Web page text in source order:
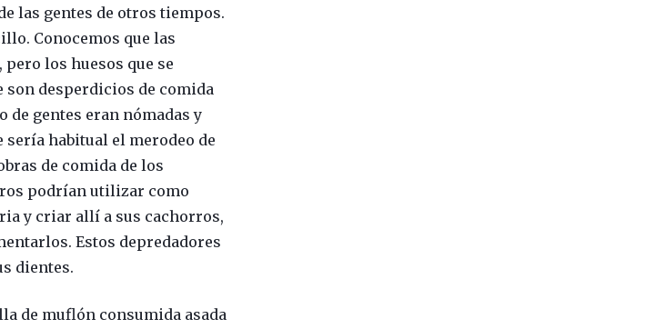
las gentes de otros tiempos.
Conocemos que las
los huesos que se
desperdicios de comida
de gentes eran nómadas y
habitual el merodeo de
de comida de los
podrían utilizar como
y criar allí a sus cachorros,
Estos depredadores
dientes.
de muflón consumida asada